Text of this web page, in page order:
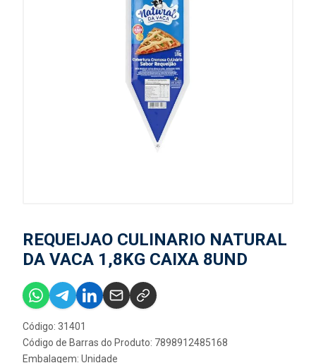
REQUEIJAO CULINARIO NATURAL
DA VACA 1,8KG CAIXA 8UND
Código: 31401
Código de Barras do Produto: 7898912485168
Embalagem: Unidade